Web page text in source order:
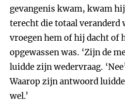
gevangenis kwam, kwam
terecht die totaal veranderd
vroegen hem of hij dacht of
opgewassen was. ‘Zijn de
luidde zijn wedervraag.
Waarop zijn antwoord
wel.’